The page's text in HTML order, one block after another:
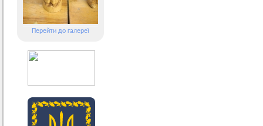
Перейти до галереї